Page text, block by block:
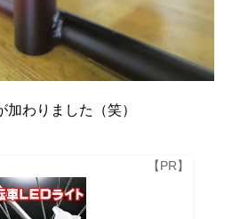
わりました（笑）